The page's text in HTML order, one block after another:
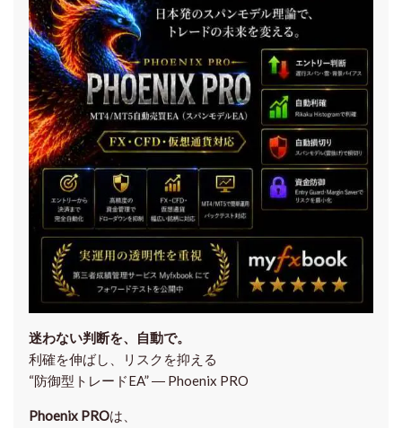
迷わない判断を、自動で。
利確を伸ばし、リスクを抑える
“防御型トレードEA” ― Phoenix PRO
Phoenix PROは、